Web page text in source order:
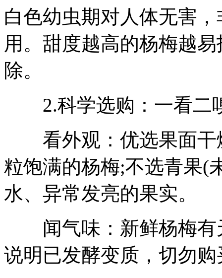
白色幼虫期对人体无害
用。甜度越高的杨梅越
除。
2.科学选购：一看二
看外观：优选果面干
粒饱满的杨梅;不选青果(
水、异常发亮的果实。
闻气味：新鲜杨梅有
说明已发酵变质，切勿购